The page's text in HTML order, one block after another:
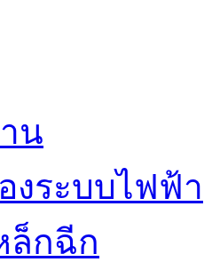
น
งระบบไฟฟ้า
ล็กฉีก